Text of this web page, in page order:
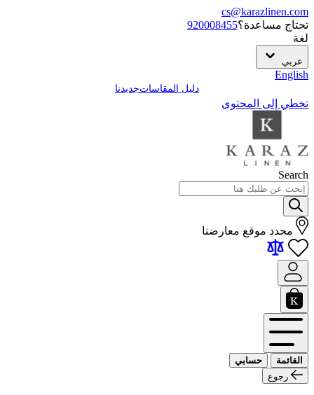
cs@karazlinen.com
تحتاج مساعدة؟920008455
لغة
عربي
English
دليل المقاساتجديدنا
تخطي إلى المحتوى
Search
محدد موقع معارضنا
القائمة
حسابي
رجوع